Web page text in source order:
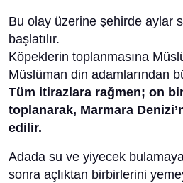
Bu olay üzerine şehirde aylar
başlatılır.
Köpeklerin toplanmasına
Müslüman din adamlarından
Tüm itirazlara rağmen; on
toplanarak, Marmara
edilir.
Adada su ve yiyecek
sonra açlıktan birbirlerini